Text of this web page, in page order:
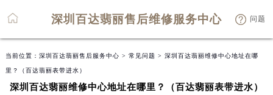
深圳百达翡丽售后维修服务中心 问题
当前位置： 深圳百达翡丽售后服务中心 > 常见问题 > 深圳百达翡丽维修中心地址在哪
里？（百达翡丽表带进水）
深圳百达翡丽维修中心地址在哪里？（百达翡丽表带进水）